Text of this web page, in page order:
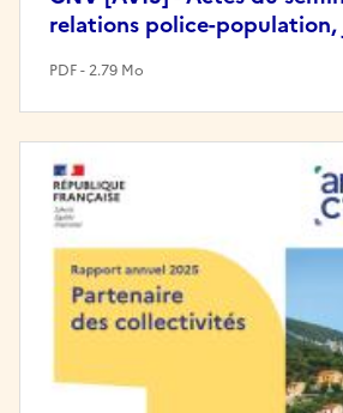
relations police-
PDF - 2.79 Mo
Image